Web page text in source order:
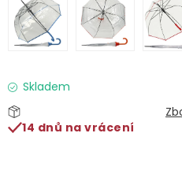
Gastro produkty
Kolekce
Prodávané značky
Skladem
14 dnů na vrácení